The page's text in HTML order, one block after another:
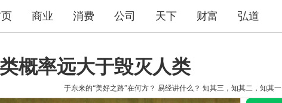
商业 消费 公司 天下 财富 弘道
概率远大于毁灭人类
于东来的“美好之路”在何方？ 易经讲什么？ 知其三，知其二，知其一